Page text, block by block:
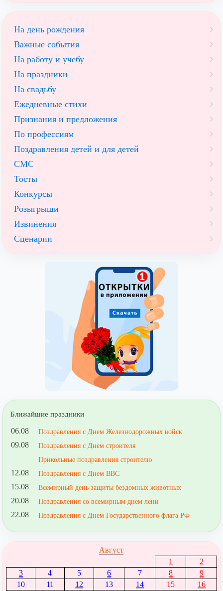
На день рождения
Важные события
На работу и учебу
На праздники
На свадьбу
Ежедневные стихи
Признания и предложения
По профессиям
Поздравления детей и для детей
СМС
Тосты
Конкурсы
Розыгрыши
Извинения
Сценарии
Ближайшие праздники
06.08 Поздравления с Днем Железнодорожных войск
09.08
Поздравления с Днем строителя
Прикольные поздравления строителю
12.08 Поздравления с Днем ВВС
15.08 Всемирный день защиты бездомных животных
20.08 Поздравления со всемирным днем лени
22.08 Поздравления с Днем Государственного флага РФ
Август
1
2
3
4 5 6 7 8
9
10
11 12 13 14 15 16